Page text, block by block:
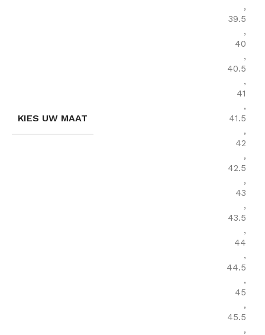
KIES UW MAAT
,
39.5
,
40
,
40.5
,
41
,
41.5
,
42
,
42.5
,
43
,
43.5
,
44
,
44.5
,
45
,
45.5
,